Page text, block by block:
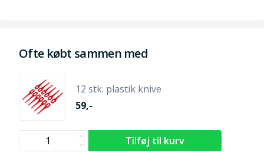
Ofte købt sammen med
12 stk. plastik knive
59,-